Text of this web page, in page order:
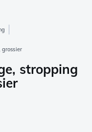
stropping